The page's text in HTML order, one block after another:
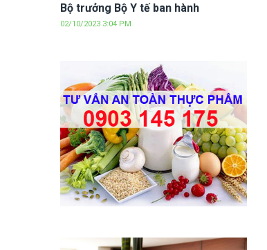
Bộ trưởng Bộ Y tế ban hành
02/10/2023 3:04 PM